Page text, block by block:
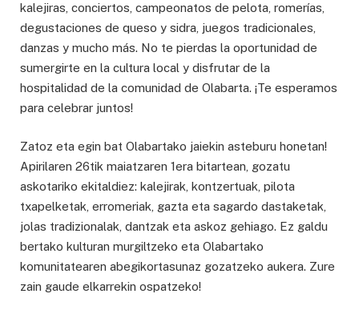
kalejiras, conciertos, campeonatos de pelota, romerías,
degustaciones de queso y sidra, juegos tradicionales,
danzas y mucho más. No te pierdas la oportunidad de
sumergirte en la cultura local y disfrutar de la
hospitalidad de la comunidad de Olabarta. ¡Te esperamos
para celebrar juntos!
Zatoz eta egin bat Olabartako jaiekin asteburu honetan!
Apirilaren 26tik maiatzaren 1era bitartean, gozatu
askotariko ekitaldiez: kalejirak, kontzertuak, pilota
txapelketak, erromeriak, gazta eta sagardo dastaketak,
jolas tradizionalak, dantzak eta askoz gehiago. Ez galdu
bertako kulturan murgiltzeko eta Olabartako
komunitatearen abegikortasunaz gozatzeko aukera. Zure
zain gaude elkarrekin ospatzeko!